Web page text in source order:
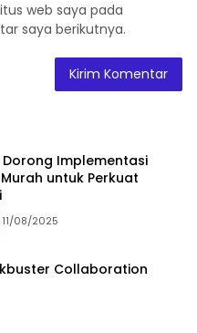
web saya pada
saya berikutnya.
Dorong Implementasi
untuk Perkuat
11/08/2025
Collaboration